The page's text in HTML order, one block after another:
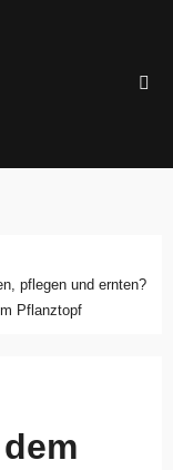
pflegen und ernten?
Pflanztopf